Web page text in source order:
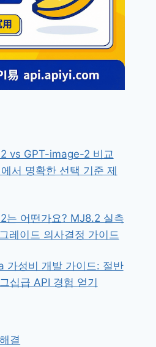
vs GPT-image-2 비교
서 명확한 선택 기준 제
는 어떤가요? MJ8.2 실측
레이드 의사결정 가이드
가성비 개발 가이드: 절반
십급 API 경험 얻기
결